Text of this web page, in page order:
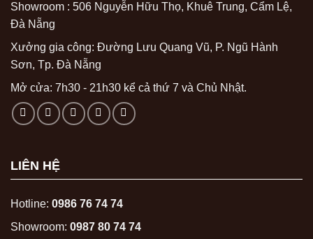
Showroom : 506 Nguyễn Hữu Thọ, Khuê Trung, Cẩm Lệ,
Đà Nẵng
Xưởng gia công: Đường Lưu Quang Vũ, P. Ngũ Hành
Sơn, Tp. Đà Nẵng
Mở cửa: 7h30 - 21h30 kể cả thứ 7 và Chủ Nhật.
LIÊN HỆ
Hotline: 0986 76 74 74
Showroom: 0987 80 74 74